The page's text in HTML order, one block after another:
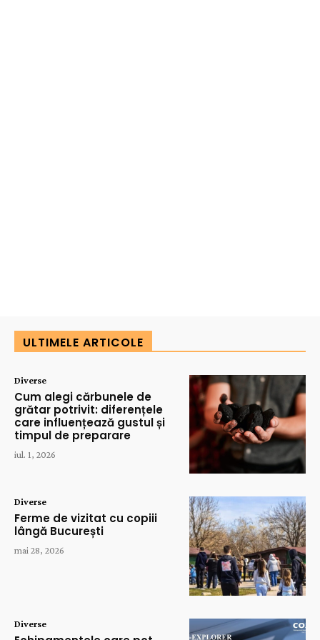
ULTIMELE ARTICOLE
Diverse
Cum alegi cărbunele de
grătar potrivit: diferențele
care influențează gustul și
timpul de preparare
iul. 1, 2026
Diverse
Ferme de vizitat cu copiii
lângă București
mai 28, 2026
Diverse